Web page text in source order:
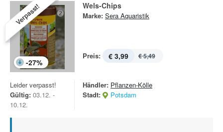
Verpasst!
-27%
Wels-Chips
Marke: Sera Aquaristik
Preis: € 3,99 € 5,49
Leider verpasst!
Gültig: 03.12. -
10.12.
Händler: Pflanzen-Kölle
Stadt:
Potsdam